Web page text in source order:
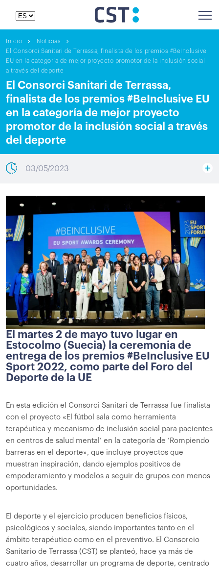
Inicio
Noticias
El Consorci Sanitari de Terrassa, finalista de los premios #BeInclusive
EU en la categoría de mejor proyecto promotor de la inclusión social
a través del deporte
El Consorci Sanitari de Terrassa,
finalista de los premios #BeInclusive EU
en la categoría de mejor proyecto
promotor de la inclusión social a través
del deporte
03/05/2023
El martes 2 de mayo tuvo lugar en
Estocolmo (Suecia) la ceremonia de
entrega de los premios #BeInclusive EU
Sport 2022, como parte del Foro del
Deporte de la UE
En esta edición el Consorci Sanitari de Terrassa fue finalista
con el proyecto «El fútbol sala como herramienta
terapéutica y mecanismo de inclusión social para pacientes
en centros de salud mental’ en la categoría de ‘Rompiendo
barreras en el deporte», que incluye proyectos que
muestran inspiración, dando ejemplos positivos de
empoderamiento y modelos a seguir de grupos con menos
oportunidades.
El deporte y el ejercicio producen beneficios físicos,
psicológicos y sociales, siendo importantes tanto en el
ámbito terapéutico como en el preventivo. El Consorcio
Sanitario de Terrassa (CST) se planteó, hace ya más de
cuatro años, desarrollar un programa de deporte, centrado